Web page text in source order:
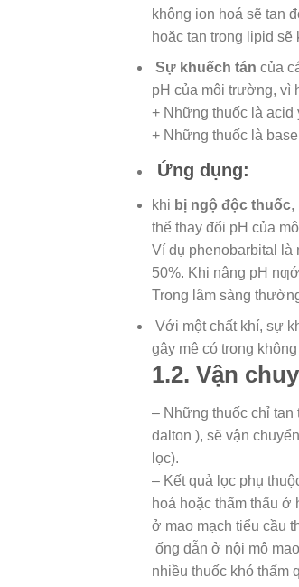
không ion hoá sẽ tan
hoặc tan trong lipid
Sự khuếch tán của
pH của môi trường, vì
+ Những thuốc là acid
+ Những thuốc là
Ứng dụng:
khi bị ngộ độc thuốc,
thể thay đổi pH của
Ví dụ phenobarbital là
50%. Khi nâng pH
Trong lâm sàng
Với một chất khí, sự
gây mê có trong
1.2. Vận
– Những thuốc chỉ
dalton ), sẽ vận
lọc).
– Kết quả lọc phụ
hoá hoặc thẩm thấu
ở mao mạch tiểu cầu
ống dẫn ở nội mô
nhiều thuốc khó thấm